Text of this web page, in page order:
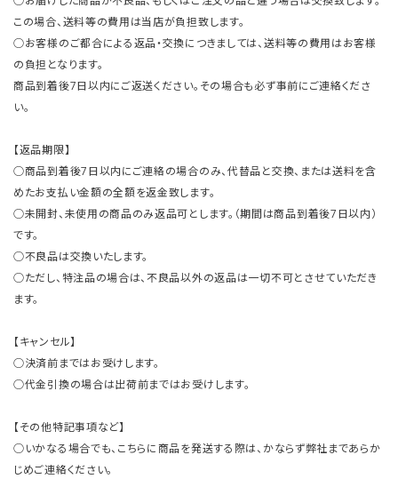
この場合、送料等の費用は当店が負担致します。
○お客様のご都合による返品・交換につきましては、送料等の費用はお客様
の負担となります。
商品到着後7日以内にご返送ください。その場合も必ず事前にご連絡くださ
い。
【返品期限】
○商品到着後7日以内にご連絡の場合のみ、代替品と交換、または送料を含
めたお支払い金額の全額を返金致します。
○未開封、未使用の商品のみ返品可とします。（期間は商品到着後7日以内）
です。
○不良品は交換いたします。
○ただし、特注品の場合は、不良品以外の返品は一切不可とさせていただき
ます。
【キャンセル】
○決済前まではお受けします。
○代金引換の場合は出荷前まではお受けします。
【その他特記事項など】
○いかなる場合でも、こちらに商品を発送する際は、かならず弊社まであらか
じめご連絡ください。